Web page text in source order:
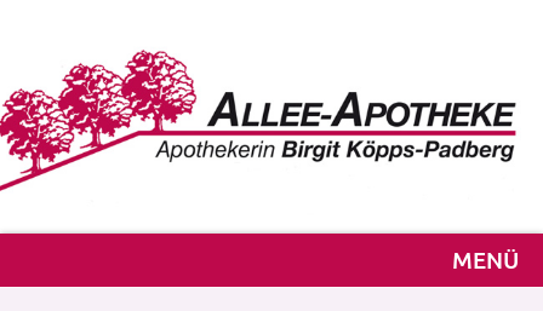
MENÜ